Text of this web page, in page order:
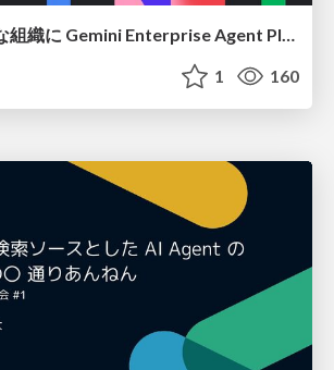
AI ネイティブな組織に Gemini Enterprise Agent Platform がなぜ必要なのか
1 160